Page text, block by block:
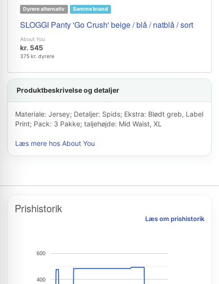
Dyrere alternativ Samme brand
SLOGGI Panty 'Go Crush' beige / blå / natblå / sort
About You
kr. 545
375 kr. dyrere
Produktbeskrivelse og detaljer
Materiale: Jersey; Detaljer: Spids; Ekstra: Blødt greb, Label
Print; Pack: 3 Pakke; taljehøjde: Mid Waist, XL
Læs mere hos About You
Prishistorik
Læs om prishistorik
400
600